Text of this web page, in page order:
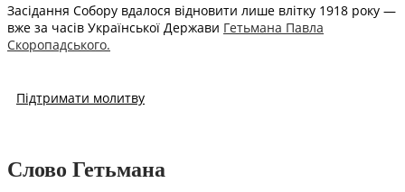
Засідання Собору вдалося відновити лише влітку 1918 року —
вже за часів Української Держави Гетьмана Павла
Скоропадського.
Підтримати молитву
Слово Гетьмана